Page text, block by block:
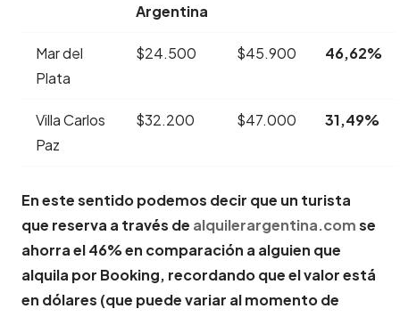
Argentina
Mar del
Plata
$24.500 $45.900 46,62%
Villa Carlos
Paz
$32.200 $47.000 31,49%
En este sentido podemos decir que un turista
que reserva a través de alquilerargentina.comse
ahorra el 46% en comparación a alguien que
alquila por Booking, recordando que el valor está
en dólares (que puede variar al momento de